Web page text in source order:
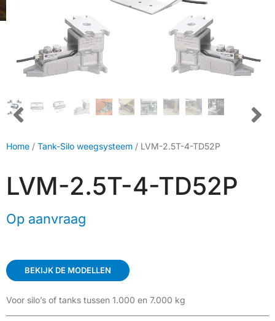
Home / Tank-Silo weegsysteem / LVM-2.5T-4-TD52P
LVM-2.5T-4-TD52P
Op aanvraag
BEKIJK DE MODELLEN
Voor silo’s of tanks tussen 1.000 en 7.000 kg